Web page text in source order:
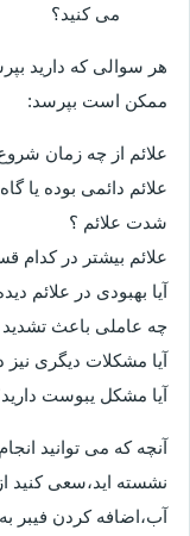
می کنید؟
هر سوالی که دارید
ممکن است بپرسد:
علائم از چه زمان
علائم دائمی بوده یا
شدت علائم ؟
علائم بیشتر در
آیا بهبودی در علائم
چه عاملی باعث
آیا مشکلات دیگری نیز
آیا مشکل یبوست
آنچه که می توانید
نشسته اید،سعی کنید
آب،اضافه کردن فیبر